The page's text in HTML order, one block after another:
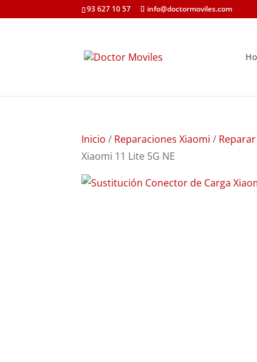
93 627 10 57 info@doctormoviles.com
Inicio / Reparaciones Xiaomi /
Xiaomi 11 Lite 5G NE